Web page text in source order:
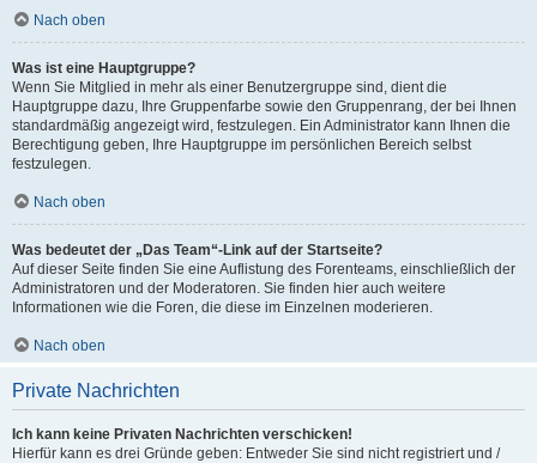
Nach oben
Was ist eine Hauptgruppe?
Wenn Sie Mitglied in mehr als einer Benutzergruppe sind, dient die
Hauptgruppe dazu, Ihre Gruppenfarbe sowie den Gruppenrang, der bei Ihnen
standardmäßig angezeigt wird, festzulegen. Ein Administrator kann Ihnen die
Berechtigung geben, Ihre Hauptgruppe im persönlichen Bereich selbst
festzulegen.
Nach oben
Was bedeutet der „Das Team“-Link auf der Startseite?
Auf dieser Seite finden Sie eine Auflistung des Forenteams, einschließlich der
Administratoren und der Moderatoren. Sie finden hier auch weitere
Informationen wie die Foren, die diese im Einzelnen moderieren.
Nach oben
Private Nachrichten
Ich kann keine Privaten Nachrichten verschicken!
Hierfür kann es drei Gründe geben: Entweder Sie sind nicht registriert und /